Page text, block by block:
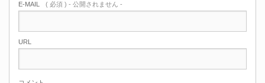
E-MAIL ( 必須 ) - 公開されません -
URL